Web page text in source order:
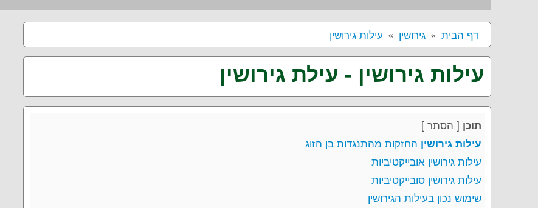
דף הבית גירושין עילות גירושין
עילות גירושין - עילת גירושין
תוכן [ הסתר ]
עילות גירושין החזקות מהתנגדות בן הזוג
עילות גירושין אובייקטיביות
עילות גירושין סובייקטיביות
שימוש נכון בעילות הגירושין